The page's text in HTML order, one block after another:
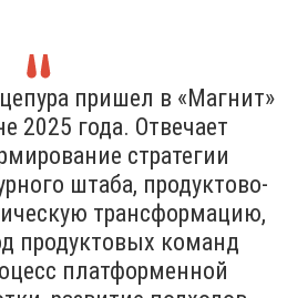
пришел в «Магнит»
2025 года. Отвечает
стратегии
штаба, продуктово-
трансформацию,
продуктовых команд
платформенной